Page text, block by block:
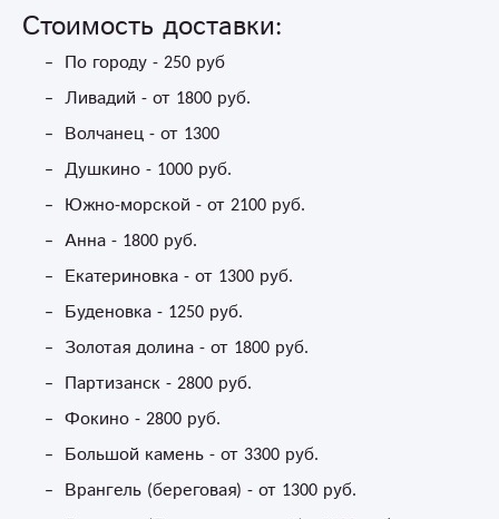
Стоимость доставки:
По городу - 250 руб
Ливадий - от 1800 руб.
Волчанец - от 1300
Душкино - 1000 руб.
Южно-морской - от 2100 руб.
Анна - 1800 руб.
Екатериновка - от 1300 руб.
Буденовка - 1250 руб.
Золотая долина - от 1800 руб.
Партизанск - 2800 руб.
Фокино - 2800 руб.
Большой камень - от 3300 руб.
Врангель (береговая) - от 1300 руб.